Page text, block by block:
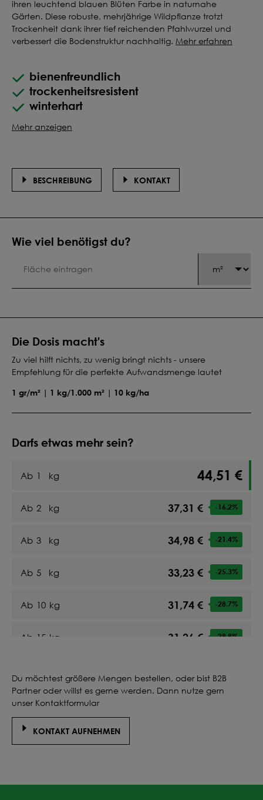
ihren leuchtend blauen Blüten Farbe in naturnahe
Gärten. Diese robuste, mehrjährige Wildpflanze trotzt
Trockenheit dank ihrer tief reichenden Pfahlwurzel und
verbessert die Bodenstruktur nachhaltig. Mehr erfahren
bienenfreundlich
trockenheitsresistent
winterhart
Mehr anzeigen
Wie viel benötigst du?
BESCHREIBUNG KONTAKT
Die Dosis macht's
Zu viel hilft nichts, zu wenig bringt nichts - unsere
Empfehlung für die perfekte Aufwandsmenge lautet
1 gr/m² | 1 kg/1.000 m² | 10 kg/ha
Darfs etwas mehr sein?
Ab 1 kg 44,51 €
Ab 2 kg 37,31 € -16.2%
Ab 3 kg 34,98 € -21.4%
Ab 5 kg 33,23 € -25.3%
Ab 10 kg 31,74 € -28.7%
Ab 15 kg 31,26 € -29.8%
Ab 25 kg
Ab 30 kg
Du möchtest größere Mengen bestellen, oder bist B2B
Partner oder willst es gerne werden. Dann nutze gern
unser Kontaktformular
KONTAKT AUFNEHMEN